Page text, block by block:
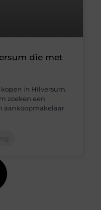
die met
in Hilversum,
zoeken een
aankoopmakelaar